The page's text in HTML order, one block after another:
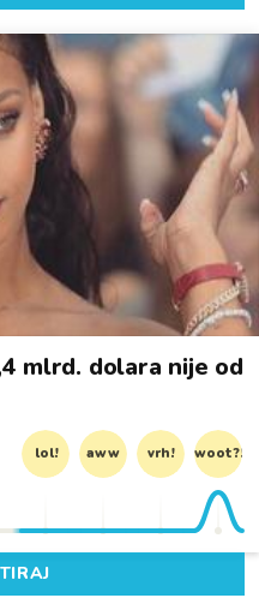
mlrd. dolara nije od
lol! aww vrh! woot?!